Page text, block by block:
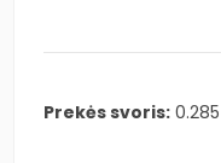
Prekės svoris: